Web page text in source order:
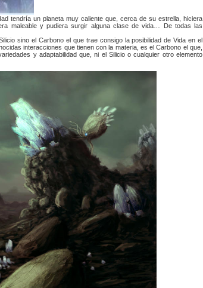
tendría un planeta muy caliente que, cerca de su estrella, hiciera
maleable y pudiera surgir alguna clase de vida… De todas las
sino el Carbono el que trae consigo la posibilidad de Vida en el
interacciones que tienen con la materia, es el Carbono el que,
y adaptabilidad que, ni el Silicio o cualquier otro elemento